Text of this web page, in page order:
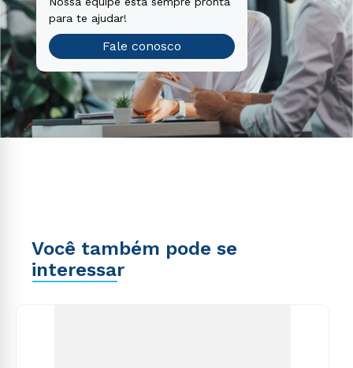
para te ajudar!
Fale conosco
Você também pode se
interessar